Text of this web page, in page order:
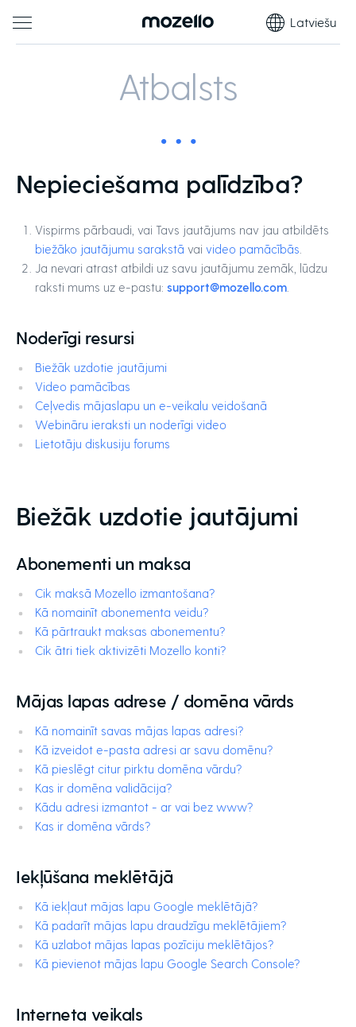
Latviešu
Atbalsts
Nepieciešama palīdzība?
Vispirms pārbaudi, vai Tavs jautājums nav jau atbildēts
biežāko jautājumu sarakstā vai video pamācībās
Ja nevari atrast atbildi uz savu jautājumu zemāk, lūdzu
raksti mums uz e-pastu: support@mozello.com
Noderīgi resursi
Biežāk uzdotie jautājumi
Video pamācības
Ceļvedis mājaslapu un e-veikalu veidošanā
Webināru ieraksti un noderīgi video
Lietotāju diskusiju forums
Biežāk uzdotie jautājumi
Abonementi un maksa
Cik maksā Mozello izmantošana?
Kā nomainīt abonementa veidu?
Kā pārtraukt maksas abonementu?
Cik ātri tiek aktivizēti Mozello konti?
Mājas lapas adrese / domēna vārds
Kā nomainīt savas mājas lapas adresi?
Kā izveidot e-pasta adresi ar savu domēnu?
Kā pieslēgt citur pirktu domēna vārdu?
Kas ir domēna validācija?
Kādu adresi izmantot - ar vai bez www?
Kas ir domēna vārds?
Iekļūšana meklētājā
Kā iekļaut mājas lapu Google meklētājā?
Kā padarīt mājas lapu draudzīgu meklētājiem?
Kā uzlabot mājas lapas pozīciju meklētājos?
Kā pievienot mājas lapu Google Search Console?
Interneta veikals